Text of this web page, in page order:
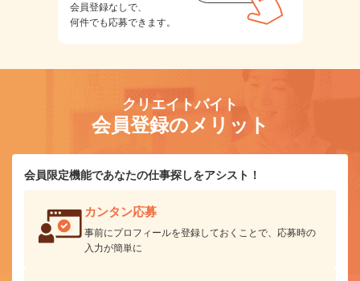
会員登録なしで、
何件でも応募できます。
クリエイトバイト
会員登録のメリット
会員限定機能であなたの仕事探しをアシスト！
カンタン応募
事前にプロフィールを登録しておくことで、応募時の
入力が簡単に